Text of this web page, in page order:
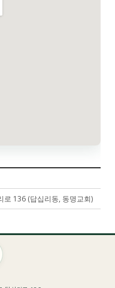
로 136 (답십리동, 동명교회)